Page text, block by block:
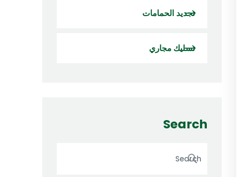
تجديد الحمامات
تسليك مجاري
Search